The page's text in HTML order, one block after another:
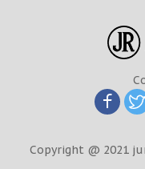
Copyright @ 2021